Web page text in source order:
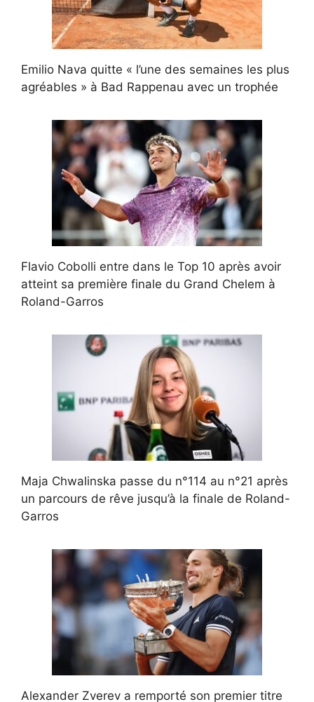
Emilio Nava quitte « l’une des semaines les plus
agréables » à Bad Rappenau avec un trophée
Flavio Cobolli entre dans le Top 10 après avoir
atteint sa première finale du Grand Chelem à
Roland-Garros
Maja Chwalinska passe du n°114 au n°21 après
un parcours de rêve jusqu’à la finale de Roland-
Garros
Alexander Zverev a remporté son premier titre